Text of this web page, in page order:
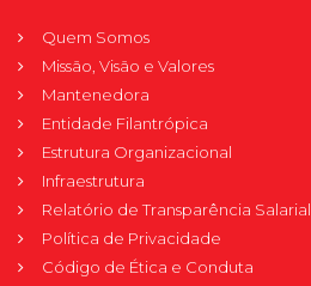
Quem Somos
Missão, Visão e Valores
Mantenedora
Entidade Filantrópica
Estrutura Organizacional
Infraestrutura
Relatório de Transparência Salarial
Política de Privacidade
Código de Ética e Conduta